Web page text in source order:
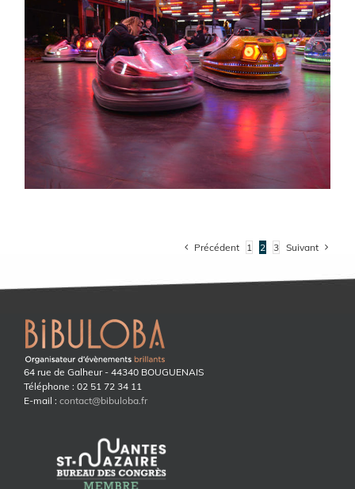
Précédent 1 2 3 Suivant
64 rue de Galheur - 44340 BOUGUENAIS
Téléphone : 02 51 72 34 11
E-mail : contact@bibuloba.fr